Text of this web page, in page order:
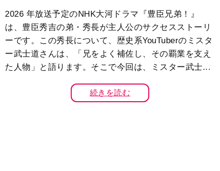
2026 年放送予定のNHK大河ドラマ『豊臣兄弟！』
は、豊臣秀吉の弟・秀長が主人公のサクセスストーリ
ーです。この秀長について、歴史系YouTuberのミスタ
ー武士道さんは、「兄をよく補佐し、その覇業を支え
た人物」と語ります。そこで今回は、ミスター武士...
続きを読む